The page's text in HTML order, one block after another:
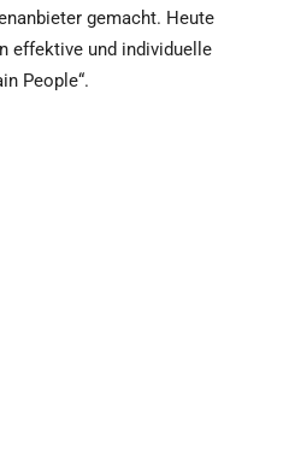
gemacht. Heute
effektive und individuelle
People“.